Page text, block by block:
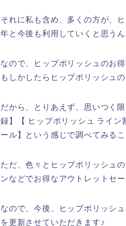
それに私も含め、多くの方が、
年と今後も利用していくと思う
なので、ヒップポリッシュのお
もしかしたらヒップポリッシュ
だから、とりあえず、思いつく
録】【 ヒップポリッシュ ライン
ール】という感じで調べてみるこ
ただ、色々とヒップポリッシュ
ンなどでお得なアウトレットセ
なので、今後、ヒップポリッシ
を更新させていただきます♪